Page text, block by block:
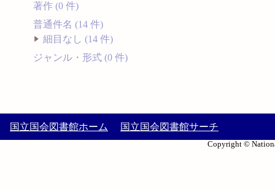
著作 (0 件)
普通件名 (14 件)
細目なし (14 件)
ジャンル・形式 (0 件)
国立国会図書館ホーム 国立国会図書館サーチ
Copyright ©